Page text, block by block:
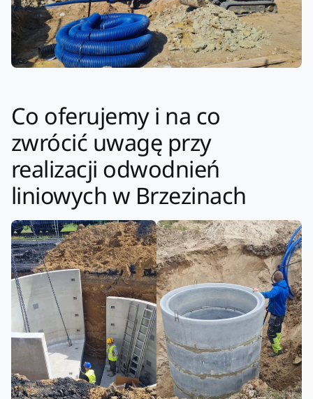
Co oferujemy i na co
zwrócić uwagę przy
realizacji odwodnień
liniowych w Brzezinach